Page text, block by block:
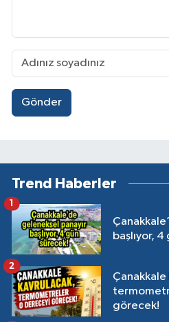
Gönder
Trend Haberler
başlıyor,
1
Çanakkale
görecek!
2